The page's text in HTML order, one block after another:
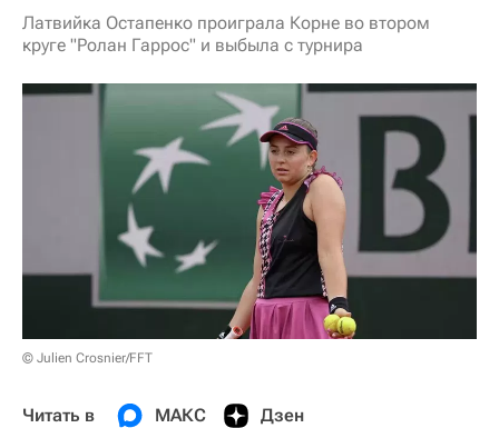
Латвийка Остапенко проиграла Корне во втором
круге "Ролан Гаррос" и выбыла с турнира
© Julien Crosnier/FFT
Читать в МАКС Дзен